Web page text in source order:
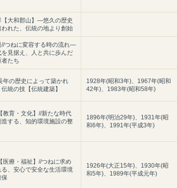
【大和郡山】―悠久の歴史
われた、伝統の地より創始
//つねに変容する時の流れ―
を見据え、人と共に歩んだ
者たち
年の歴史によって築かれ
統の技【伝統建築】
1928年(昭和3年)、1967年(昭和
42年)、1983年(昭和58年)
教育・文化】//新たな時代
造する、知的環境施設の整
1896年(明治29年)、1931年(昭
和6年)、1991年(平成3年)
医療・福祉】//つねに求め
る、安心で安全な生活環境
保
1926年(大正15年)、1930年(昭
和5年)、1989年(平成元年)